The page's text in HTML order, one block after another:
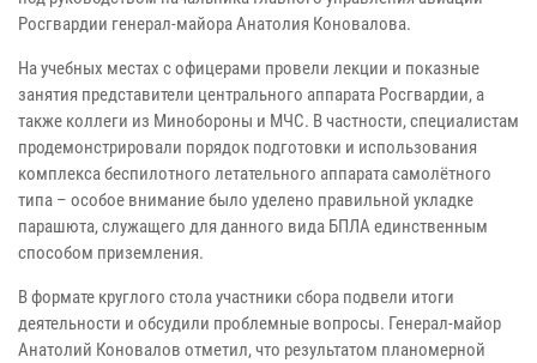
Росгвардии генерал-майора Анатолия Коновалова.
На учебных местах с офицерами провели лекции и показные
занятия представители центрального аппарата Росгвардии, а
также коллеги из Минобороны и МЧС. В частности, специалистам
продемонстрировали порядок подготовки и использования
комплекса беспилотного летательного аппарата самолётного
типа – особое внимание было уделено правильной укладке
парашюта, служащего для данного вида БПЛА единственным
способом приземления.
В формате круглого стола участники сбора подвели итоги
деятельности и обсудили проблемные вопросы. Генерал-майор
Анатолий Коновалов отметил, что результатом планомерной